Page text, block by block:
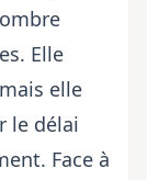
Elle
elle
le délai
Face à